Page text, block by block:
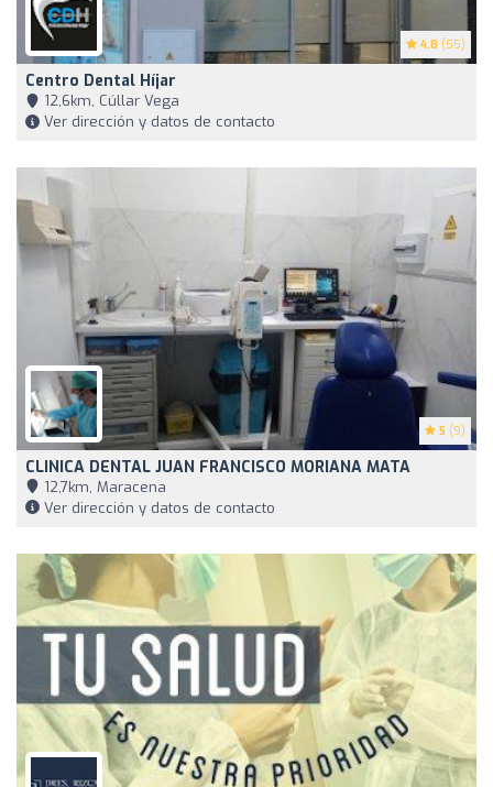
4.8 (55)
Centro Dental Híjar
12,6km, Cúllar Vega
Ver dirección y datos de contacto
5 (9)
CLINICA DENTAL JUAN FRANCISCO MORIANA MATA
12,7km, Maracena
Ver dirección y datos de contacto